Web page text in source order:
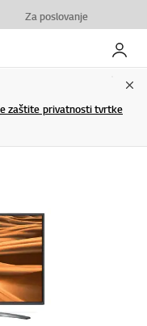
Za poslovanje
My LG
zaštite privatnosti tvrtke